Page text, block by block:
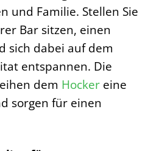
und Familie. Stellen Sie
Bar sitzen, einen
sich dabei auf dem
entspannen. Die
dem Hocker eine
sorgen für einen